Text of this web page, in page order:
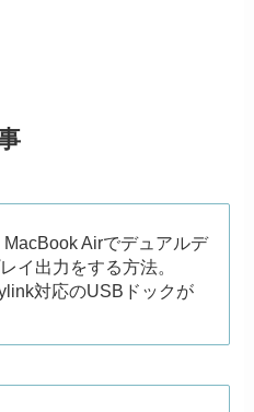
MacBook Airでデュアルデ
イ出力をする方法。
対応のUSBドックが